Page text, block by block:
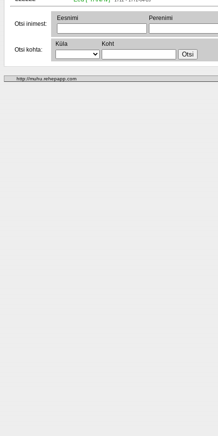
Otsi inimest:
Eesnimi Perenimi
Otsi kohta:
Küla Koht
http://muhu.rehepapp.com